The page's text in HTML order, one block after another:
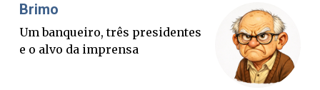
Misael Elias
O Boato corre mais rápido que a
verdade. Mas quem paga a